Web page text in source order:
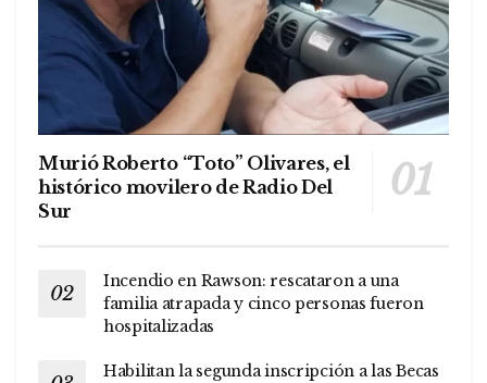
Murió Roberto “Toto” Olivares, el
histórico movilero de Radio Del
Sur
Incendio en Rawson: rescataron a una
familia atrapada y cinco personas fueron
hospitalizadas
Habilitan la segunda inscripción a las Becas